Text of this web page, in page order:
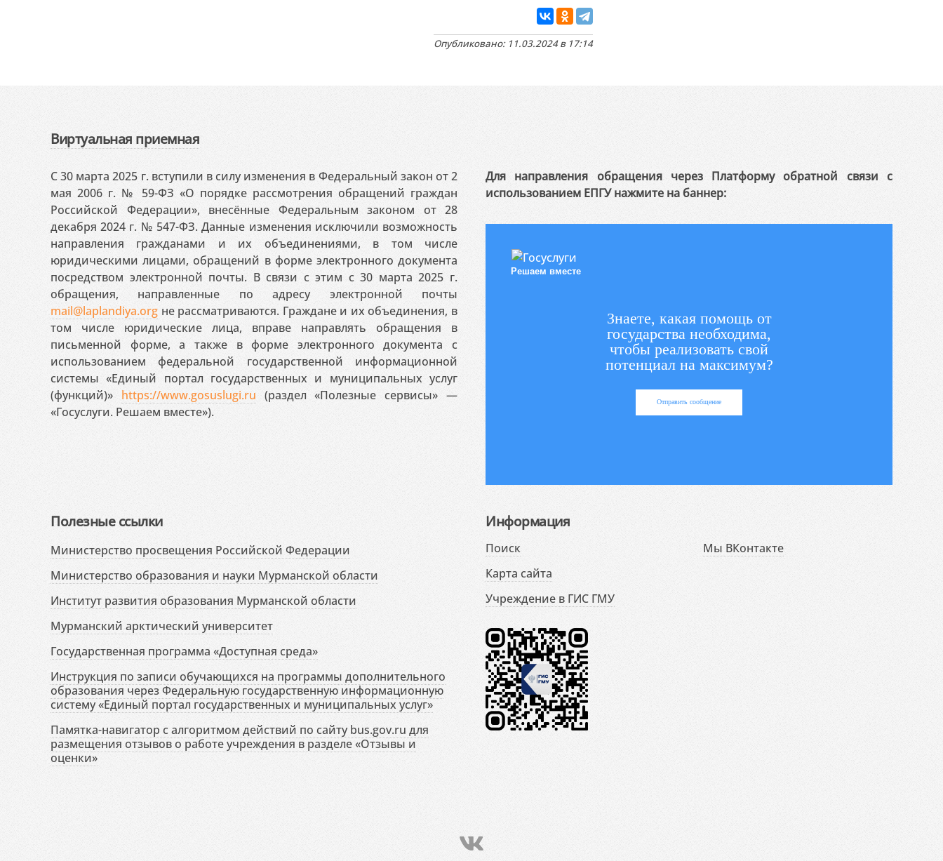
Опубликовано: 11.03.2024 в 17:14
Виртуальная приемная
С 30 марта 2025 г. вступили в силу изменения в Федеральный закон от 2
мая 2006 г. № 59-ФЗ «О порядке рассмотрения обращений граждан
Российской Федерации», внесённые Федеральным законом от 28
декабря 2024 г. № 547-ФЗ. Данные изменения исключили возможность
направления гражданами и их объединениями, в том числе
юридическими лицами, обращений в форме электронного документа
посредством электронной почты. В связи с этим с 30 марта 2025 г.
обращения, направленные по адресу электронной почты
mail@laplandiya.org не рассматриваются. Граждане и их объединения, в
том числе юридические лица, вправе направлять обращения в
письменной форме, а также в форме электронного документа с
использованием федеральной государственной информационной
системы «Единый портал государственных и муниципальных услуг
(функций)» https://www.gosuslugi.ru (раздел «Полезные сервисы» —
«Госуслуги. Решаем вместе»).
Для направления обращения через Платформу обратной связи с
использованием ЕПГУ нажмите на баннер:
Решаем вместе
Знаете, какая помощь от
государства необходима,
чтобы реализовать свой
потенциал на максимум?
Отправить сообщение
Полезные ссылки
Министерство просвещения Российской Федерации
Министерство образования и науки Мурманской области
Институт развития образования Мурманской области
Мурманский арктический университет
Государственная программа «Доступная среда»
Инструкция по записи обучающихся на программы дополнительного
образования через Федеральную государственную информационную
систему «Единый портал государственных и муниципальных услуг»
Памятка-навигатор с алгоритмом действий по сайту bus.gov.ru для
размещения отзывов о работе учреждения в разделе «Отзывы и
оценки»
Информация
Поиск
Карта сайта
Учреждение в ГИС ГМУ
Мы ВКонтакте